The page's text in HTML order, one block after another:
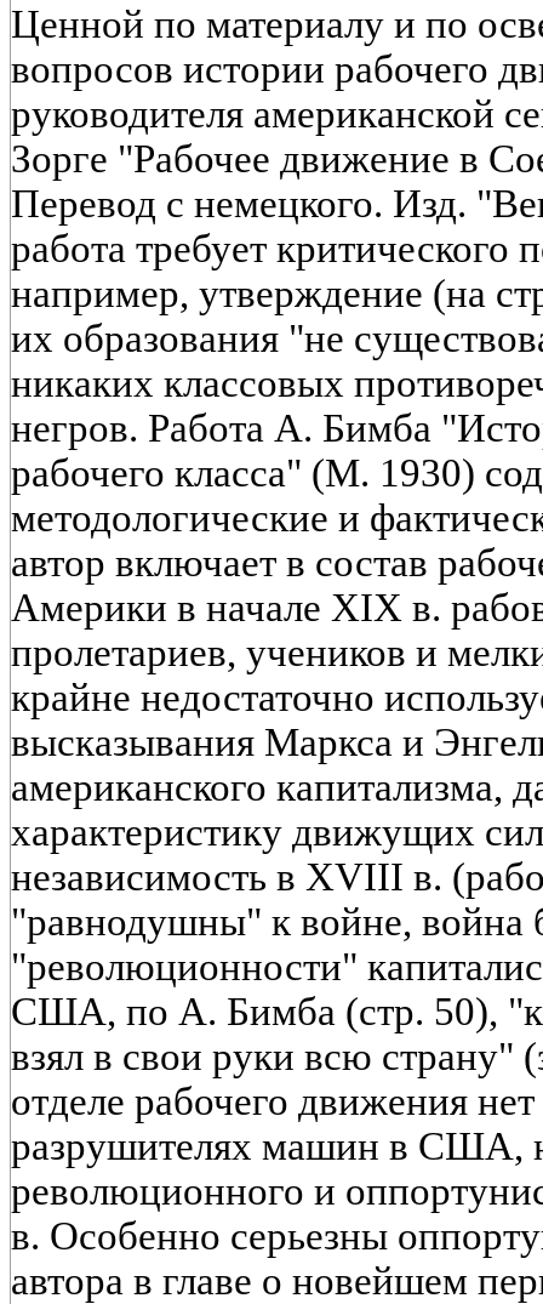
Ценной по материалу и по
вопросов истории рабочего
руководителя американской
Зорге "Рабочее движение в
Перевод с немецкого. Изд.
работа требует критического
например, утверждение (на
их образования "не
никаких классовых
негров. Работа А. Бимба
рабочего класса" (М. 1930)
методологические и
автор включает в состав
Америки в начале XIX в.
пролетариев, учеников и
крайне недостаточно
высказывания Маркса и
американского капитализма,
характеристику движущих
независимость в XVIII в.
"равнодушны" к войне, война
"революционности"
США, по А. Бимба (стр. 50),
взял в свои руки всю страну"
отделе рабочего движения
разрушителях машин в США,
революционного и
в. Особенно серьезны
автора в главе о новейшем